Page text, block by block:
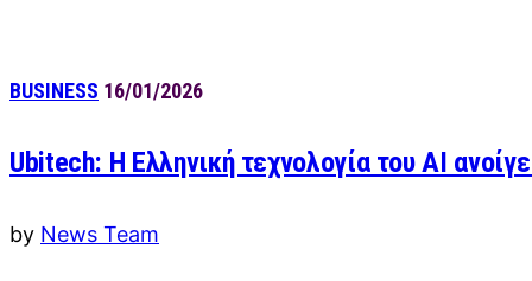
BUSINESS 16/01/2026
Ubitech: Η Ελληνική τεχνολογία του AI
by News Team